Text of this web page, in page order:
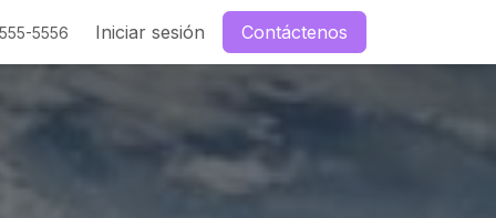
5556 Iniciar sesión Contáctenos